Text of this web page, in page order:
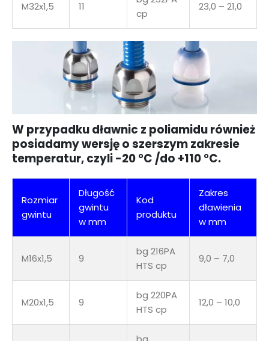
M32x1,5 11
cp
23,0 – 21,0
W przypadku dławnic z poliamidu również
posiadamy wersję o szerszym zakresie
temperatur, czyli -20 °C /do +110 °C.
Rozmiar
gwintu
Długość
gwintu
w mm
Kod
produktu
Zakres
dławienia
w mm
M16x1,5 9
bg 216PA
HTS cp
9,0 – 7,0
M20x1,5 9
bg 220PA
HTS cp
12,0 – 10,0